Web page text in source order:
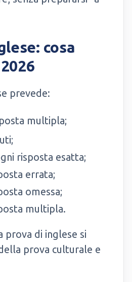
cosa
prevede:
multipla;
risposta esatta;
errata;
omessa;
multipla.
di inglese si
prova culturale e